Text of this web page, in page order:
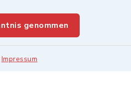
genommen
Impressum
Sitemap
Rechnungsadressen